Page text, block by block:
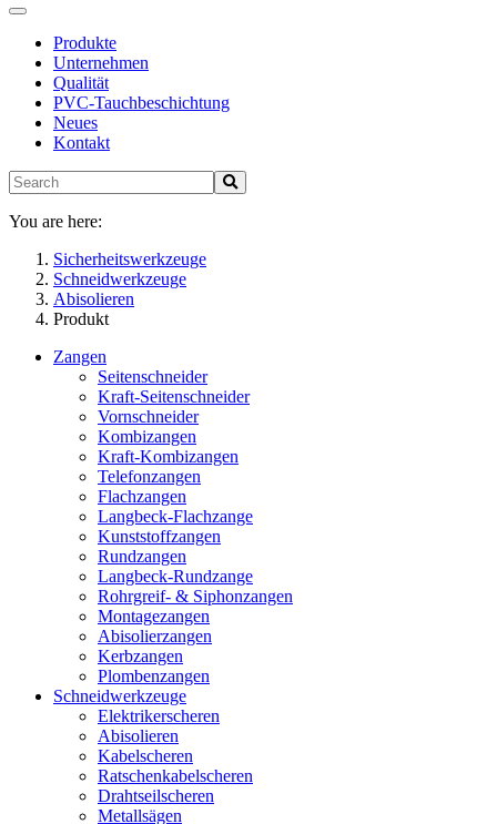
Produkte
Unternehmen
Qualität
PVC-Tauchbeschichtung
Neues
Kontakt
You are here:
Sicherheitswerkzeuge
Schneidwerkzeuge
Abisolieren
Produkt
Zangen
Seitenschneider
Kraft-Seitenschneider
Vornschneider
Kombizangen
Kraft-Kombizangen
Telefonzangen
Flachzangen
Langbeck-Flachzange
Kunststoffzangen
Rundzangen
Langbeck-Rundzange
Rohrgreif- & Siphonzangen
Montagezangen
Abisolierzangen
Kerbzangen
Plombenzangen
Schneidwerkzeuge
Elektrikerscheren
Abisolieren
Kabelscheren
Ratschenkabelscheren
Drahtseilscheren
Metallsägen